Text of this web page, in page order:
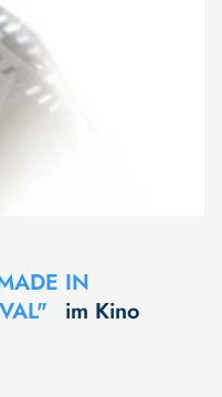
IN
im Kino